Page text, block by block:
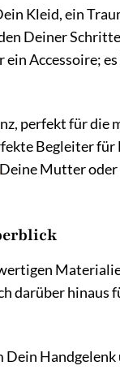
Kleid, ein
Deiner
Accessoire;
perfekt für die
Begleiter
Mutter
darüber
Dein